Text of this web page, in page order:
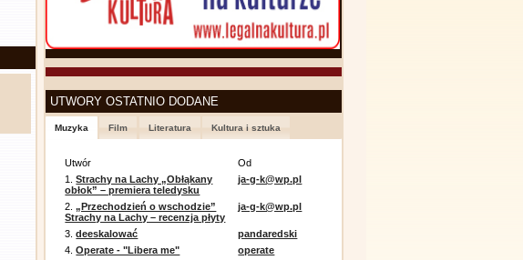
UTWORY OSTATNIO DODANE
Muzyka Film Literatura Kultura i sztuka
Utwór
Od
1.Strachy na Lachy „Obłąkany
obłok” – premiera teledysku
ja-g-k@wp.pl
2.„Przechodzień o wschodzie”
Strachy na Lachy – recenzja płyty
ja-g-k@wp.pl
3.deeskalować
pandaredski
4.Operate - "Libera me"
operate